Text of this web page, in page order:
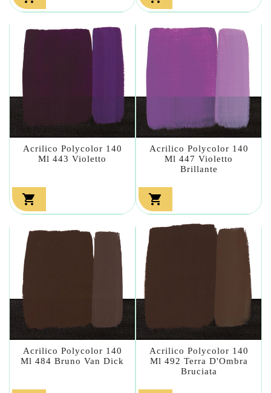
Acrilico Polycolor 140
Ml 443 Violetto

Acrilico Polycolor 140
Ml 447 Violetto
Brillante

Acrilico Polycolor 140
Ml 484 Bruno Van Dick
Acrilico Polycolor 140
Ml 492 Terra D'Ombra
Bruciata